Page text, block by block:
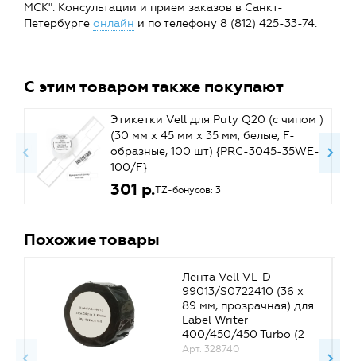
МСК". Консультации и прием заказов в Санкт-
Петербурге онлайн и по телефону 8 (812) 425-33-74.
С этим товаром также покупают
Этикетки Vell для Puty Q20 (с чипом )
(30 мм х 45 мм х 35 мм, белые, F-
образные, 100 шт) {PRC-3045-35WE-
100/F}
301 р.TZ-бонусов: 3
Похожие товары
Лента Vell VL-D-
99013/S0722410 (36 х
89 мм, прозрачная) для
Label Writer
400/450/450 Turbo (2
рулона по 260 шт.)
Арт. 328740